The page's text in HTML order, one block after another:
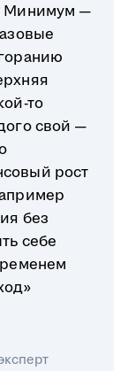
Минимум —
то
свой —
рост
без
себе